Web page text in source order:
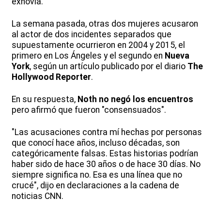
La semana pasada, otras dos mujeres acusaron
al actor de dos incidentes separados que
supuestamente ocurrieron en 2004 y 2015, el
primero en Los Ángeles y el segundo en Nueva
York, según un artículo publicado por el diario The
Hollywood Reporter.
En su respuesta, Noth no negó los encuentros
pero afirmó que fueron "consensuados".
"Las acusaciones contra mí hechas por personas
que conocí hace años, incluso décadas, son
categóricamente falsas. Estas historias podrían
haber sido de hace 30 años o de hace 30 días. No
siempre significa no. Esa es una línea que no
crucé", dijo en declaraciones a la cadena de
noticias CNN.